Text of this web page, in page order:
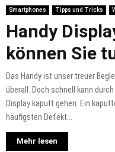
Smartphones Tipps und Tricks
Handy
können Sie
Das Handy ist unser treuer
überall. Doch schnell kann
Display kaputt gehen. Ein
häufigsten Defekt...
Mehr lesen